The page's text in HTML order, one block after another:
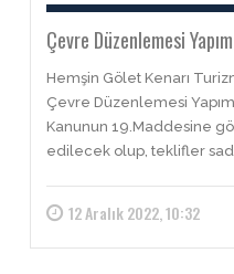
Çevre Düzenlemesi
Hemşin Gölet Kenarı
Çevre Düzenlemesi Yapım
Kanunun 19.Maddesine
edilecek olup, teklifler
12 Aralık 2022, 10:32